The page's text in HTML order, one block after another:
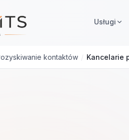
Usługi
kontaktów / Kancelarie